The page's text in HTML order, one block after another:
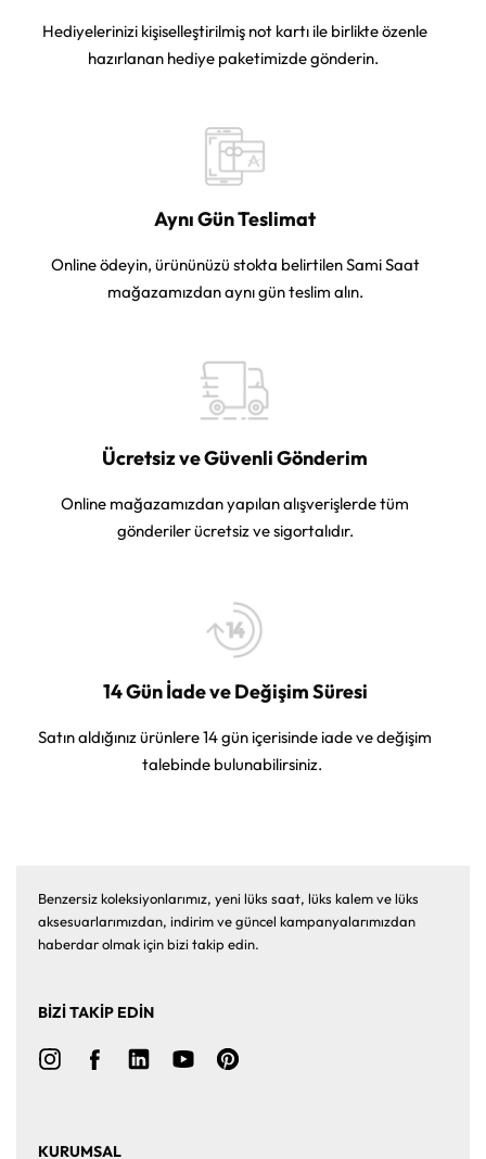
Hediyelerinizi kişiselleştirilmiş not kartı ile birlikte özenle
hazırlanan hediye paketimizde gönderin.
Aynı Gün Teslimat
Online ödeyin, ürününüzü stokta belirtilen Sami Saat
mağazamızdan aynı gün teslim alın.
Ücretsiz ve Güvenli Gönderim
Online mağazamızdan yapılan alışverişlerde tüm
gönderiler ücretsiz ve sigortalıdır.
14 Gün İade ve Değişim Süresi
Satın aldığınız ürünlere 14 gün içerisinde iade ve değişim
talebinde bulunabilirsiniz.
Benzersiz koleksiyonlarımız, yeni lüks saat, lüks kalem ve lüks
aksesuarlarımızdan, indirim ve güncel kampanyalarımızdan
haberdar olmak için bizi takip edin.
BİZİ TAKİP EDİN
KURUMSAL